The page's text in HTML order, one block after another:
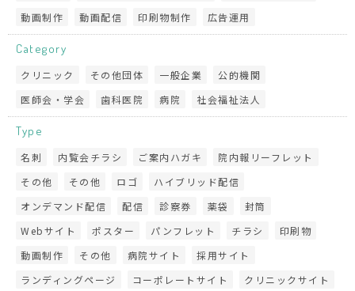
動画制作
動画配信 印刷物制作 広告運用
Category
クリニック その他団体 一般企業
公的機関
医師会・学会
歯科医院 病院 社会福祉法人
Type
名刺 内覧会チラシ ご案内ハガキ
院内報リーフレット
その他
その他 ロゴ
ハイブリッド配信
オンデマンド配信
配信 診察券 薬袋
封筒
Webサイト
ポスター パンフレット チラシ
印刷物
動画制作
その他 病院サイト
採用サイト
ランディングページ
コーポレートサイト
クリニックサイト